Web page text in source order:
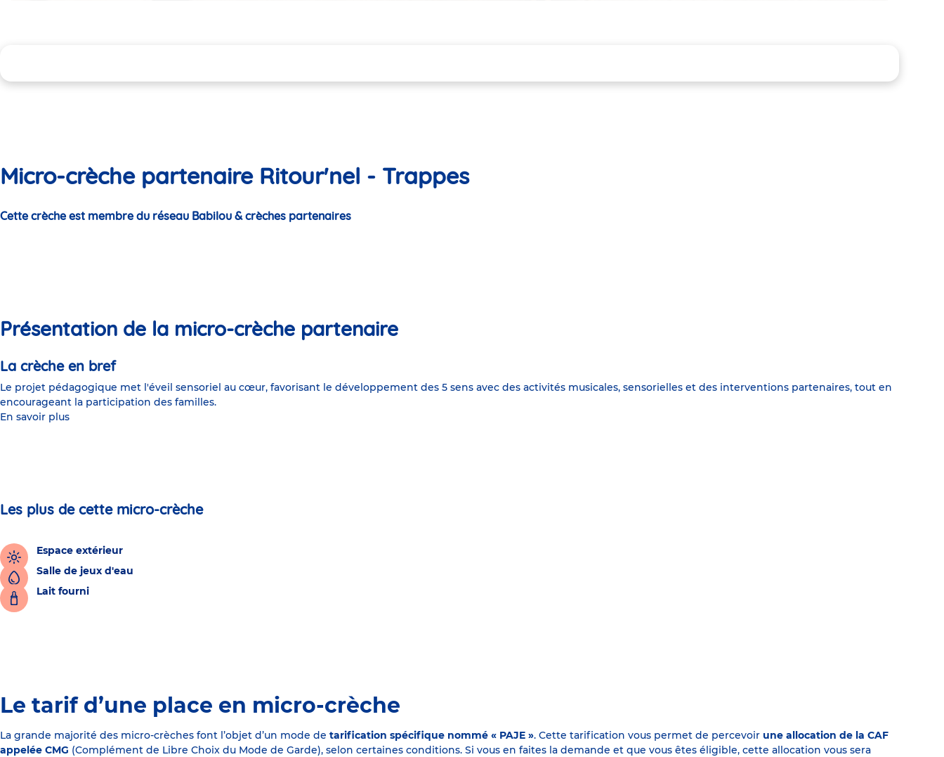
Micro-crèche partenaire Ritour'nel - Trappes
Cette crèche est membre du réseau Babilou & crèches partenaires
Présentation de la micro-crèche partenaire
La crèche en bref
Le projet pédagogique met l'éveil sensoriel au cœur, favorisant le développement des 5 sens avec des activités musicales, sensorielles et des interventions partenaires, tout en
encourageant la participation des familles.
En savoir plus
Les plus de cette micro-crèche
Espace extérieur
Salle de jeux d'eau
Lait fourni
Le tarif d’une place en micro-crèche
La grande majorité des micro-crèches font l’objet d’un mode de tarification spécifique nommé « PAJE ». Cette tarification vous permet de percevoir une allocation de la CAF
appelée CMG (Complément de Libre Choix du Mode de Garde), selon certaines conditions. Si vous en faites la demande et que vous êtes éligible, cette allocation vous sera